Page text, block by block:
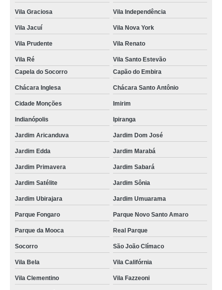
Vila Graciosa Vila Independência
Vila Jacuí Vila Nova York
Vila Prudente Vila Renato
Vila Ré
Vila Santo Estevão
Capela do Socorro
Capão do Embira
Chácara Inglesa Chácara Santo Antônio
Cidade Monções Imirim
Indianópolis Ipiranga
Jardim Aricanduva Jardim Dom José
Jardim Edda Jardim Marabá
Jardim Primavera Jardim Sabará
Jardim Satélite Jardim Sônia
Jardim Ubirajara Jardim Umuarama
Parque Fongaro Parque Novo Santo Amaro
Parque da Mooca Real Parque
Socorro São João Clímaco
Vila Bela Vila Califórnia
Vila Clementino Vila Fazzeoni